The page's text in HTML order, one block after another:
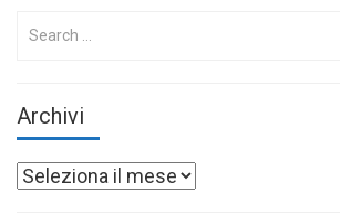
Search
Archivi
Archivi